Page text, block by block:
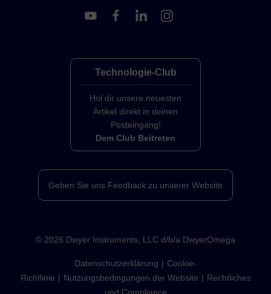
Technologie-Club
Hol dir unsere neuesten
Artikel direkt in deinen
Posteingang!
Dem Club Beitreten
Geben Sie uns Feedback zu unserer Website
© 2026 Dwyer Instruments, LLC d/b/a DwyerOmega
Datenschutzerklärung
Cookie-
Richtlinie
Nutzungsbedingungen der Website
Rechtliches